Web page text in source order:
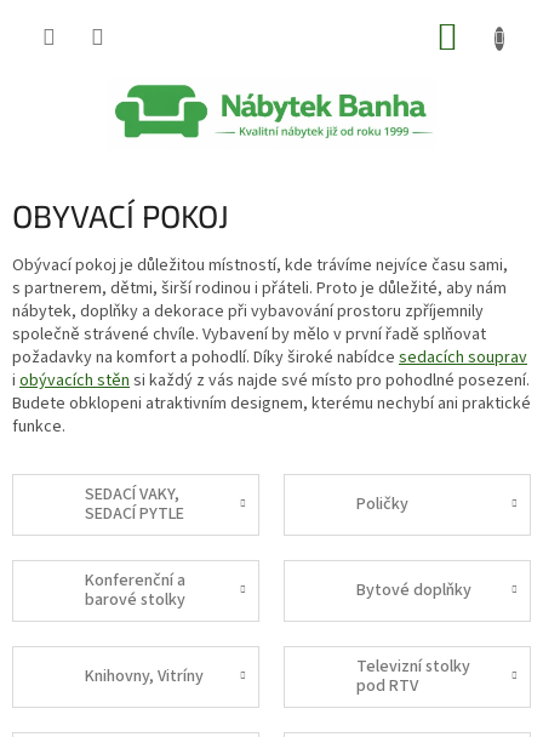
OBYVACÍ POKOJ
Obývací pokoj je důležitou místností, kde trávíme nejvíce času sami,
s partnerem, dětmi, širší rodinou i přáteli. Proto je důležité, aby nám
nábytek, doplňky a dekorace při vybavování prostoru zpříjemnily
společně strávené chvíle. Vybavení by mělo v první řadě splňovat
požadavky na komfort a pohodlí. Díky široké nabídce sedacích souprav
i obývacích stěn si každý z vás najde své místo pro pohodlné posezení.
Budete obklopeni atraktivním designem, kterému nechybí ani praktické
funkce.
SEDACÍ VAKY,
SEDACÍ PYTLE
Poličky
Konferenční a
barové stolky
Bytové doplňky
Knihovny, Vitríny
Televizní stolky
pod RTV